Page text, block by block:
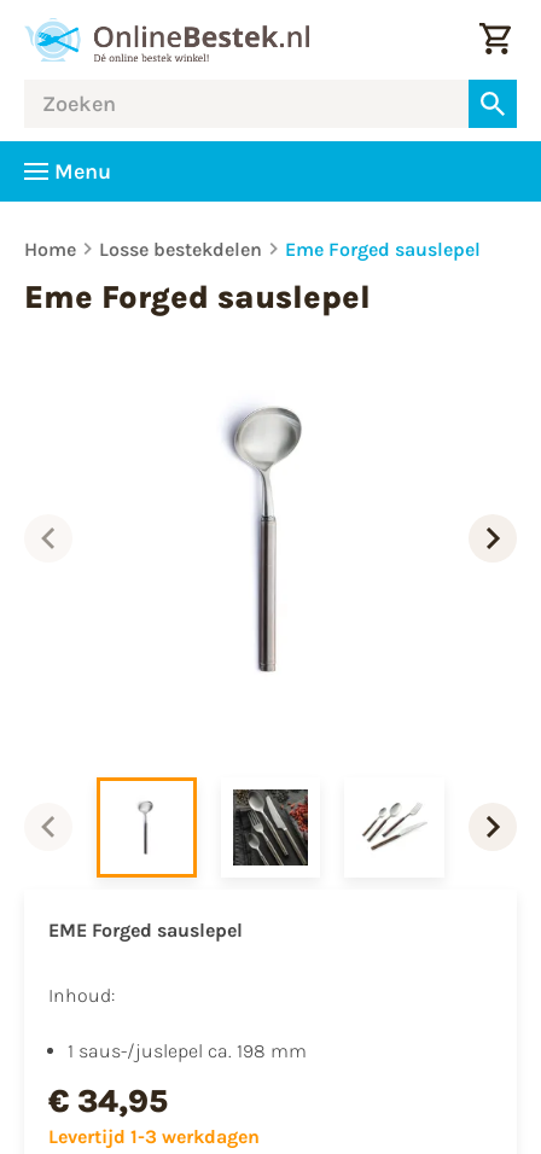
Menu
Home Losse bestekdelen Eme Forged sauslepel
Eme Forged sauslepel
EME Forged sauslepel
Inhoud:
1 saus-/juslepel ca. 198 mm
€ 34,95
Levertijd 1-3 werkdagen